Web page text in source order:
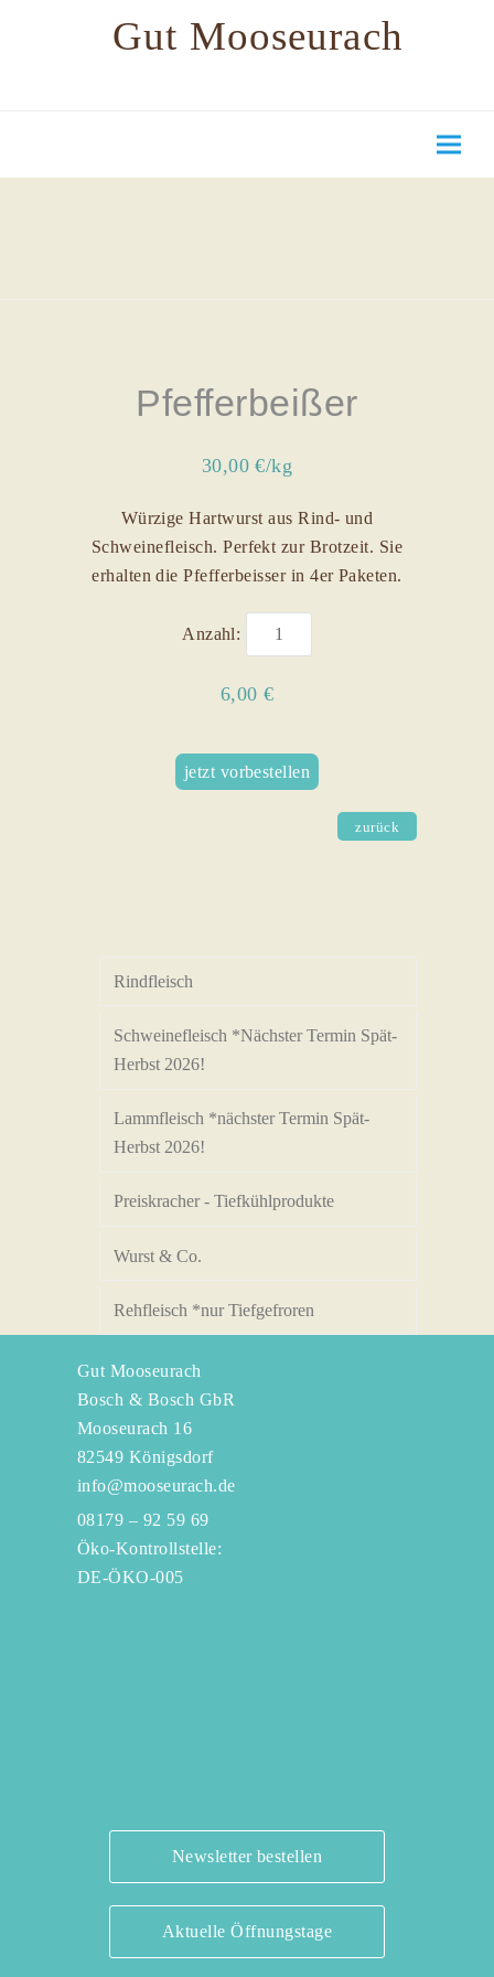
Gut Mooseurach
Pfefferbeißer
30,00 €/kg
Würzige Hartwurst aus Rind- und
Schweinefleisch. Perfekt zur Brotzeit. Sie
erhalten die Pfefferbeisser in 4er Paketen.
Anzahl:
6,00 €
jetzt vorbestellen
zurück
Rindfleisch
Schweinefleisch *Nächster Termin Spät-
Herbst 2026!
Lammfleisch *nächster Termin Spät-
Herbst 2026!
Preiskracher - Tiefkühlprodukte
Wurst & Co.
Rehfleisch *nur Tiefgefroren
Gut Mooseurach
Bosch & Bosch GbR
Mooseurach 16
82549 Königsdorf
info@mooseurach.de
08179 – 92 59 69
Öko-Kontrollstelle:
DE-ÖKO-005
Newsletter bestellen
Aktuelle Öffnungstage